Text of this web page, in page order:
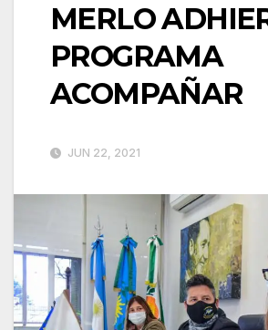
MERLO
PROGRAMA
ACOMPAÑAR
JUN 22, 2021